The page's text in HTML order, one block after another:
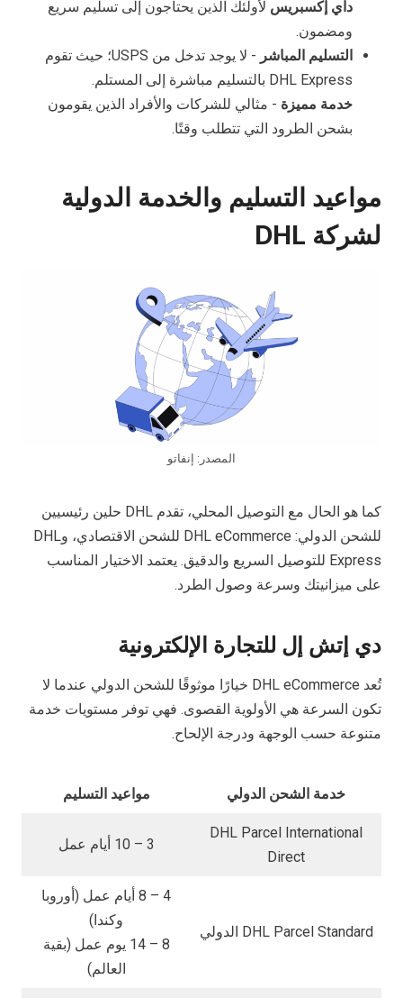
داي إكسبريس لأولئك الذين يحتاجون إلى تسليم سريع
ومضمون.
التسليم المباشر
- لا يوجد تدخل من USPS؛ حيث تقوم
DHL Express بالتسليم مباشرة إلى المستلم.
خدمة مميزة - مثالي للشركات والأفراد الذين يقومون
بشحن الطرود التي تتطلب وقتًا.
مواعيد التسليم والخدمة الدولية
لشركة DHL
المصدر: إنفاتو
كما هو الحال مع التوصيل المحلي، تقدم DHL حلين رئيسيين
للشحن الدولي: DHL eCommerce للشحن الاقتصادي، وDHL
Express للتوصيل السريع والدقيق. يعتمد الاختيار المناسب
على ميزانيتك وسرعة وصول الطرد.
دي إتش إل للتجارة الإلكترونية
تُعد DHL eCommerce خيارًا موثوقًا للشحن الدولي عندما لا
تكون السرعة هي الأولوية القصوى. فهي توفر مستويات خدمة
متنوعة حسب الوجهة ودرجة الإلحاح.
خدمة الشحن الدولي مواعيد التسليم
DHL Parcel International
Direct
3 – 10 أيام عمل
DHL Parcel Standard الدولي
4 – 8 أيام عمل (أوروبا
وكندا)
8 – 14 يوم عمل (بقية
العالم)